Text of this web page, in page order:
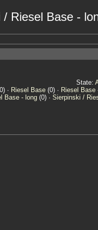
/ Riesel Base -
State:
· Riesel Base(0) · Riesel Base
Base - long(0) · Sierpinski /